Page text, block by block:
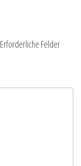
Erforderliche Felder